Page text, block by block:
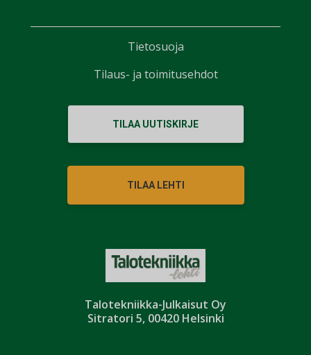
Talotekniikka-Julkaisut Oy
Sitratori 5, 00420 Helsinki
TILAA UUTISKIRJE
TILAA LEHTI
Tietosuoja
Tilaus- ja toimitusehdot